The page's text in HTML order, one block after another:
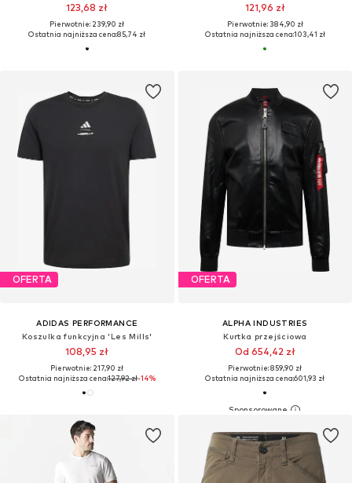
123,68 zł
Pierwotnie: 239,90 zł
Ostatnia najniższa cena:85,74 zł
121,96 zł
Pierwotnie: 384,90 zł
Ostatnia najniższa cena:103,41 zł
OFERTA
ADIDAS PERFORMANCE
Koszulka funkcyjna 'Les Mills'
108,95 zł
Pierwotnie: 217,90 zł
Ostatnia najniższa cena:127,92 zł-14%
OFERTA
ALPHA INDUSTRIES
Kurtka przejściowa
Od 654,42 zł
Pierwotnie: 859,90 zł
Ostatnia najniższa cena:601,93 zł